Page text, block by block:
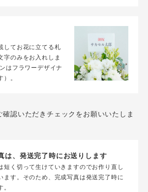
してお花に立てる札
字のみをお入れしま
はフラワーデザイナ
）。
確認いただきチェックをお願いいたしま
は、発送完了時にお送りします
短く切って生けていきますのでお作り直し
ます。そのため、完成写真は発送完了時に